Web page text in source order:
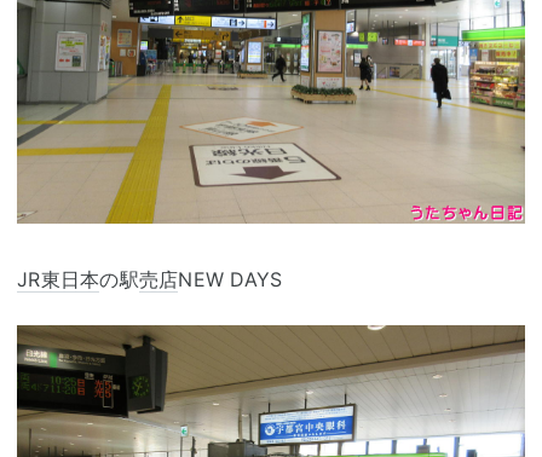
JR東日本の駅売店NEW DAYS